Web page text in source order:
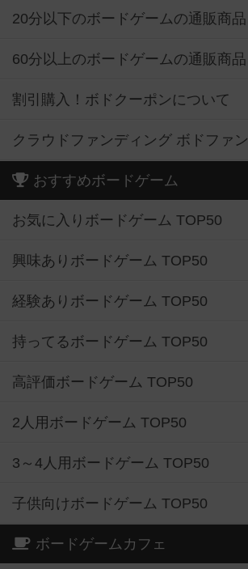
20分以下のボードゲームの通販商品
60分以上のボードゲームの通販商品
割引購入！ボドクーポンについて
クラウドファンディング ボドファン
おすすめボードゲーム
お気に入りボードゲーム TOP50
興味ありボードゲーム TOP50
経験ありボードゲーム TOP50
持ってるボードゲーム TOP50
高評価ボードゲーム TOP50
2人用ボードゲーム TOP50
3～4人用ボードゲーム TOP50
子供向けボードゲーム TOP50
ボードゲームカフェ